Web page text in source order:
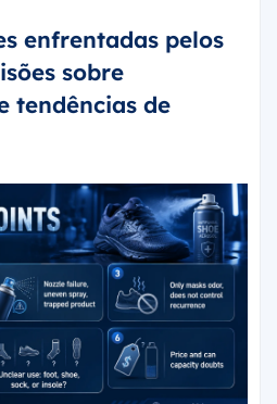
enfrentadas pelos
sobre
tendências de